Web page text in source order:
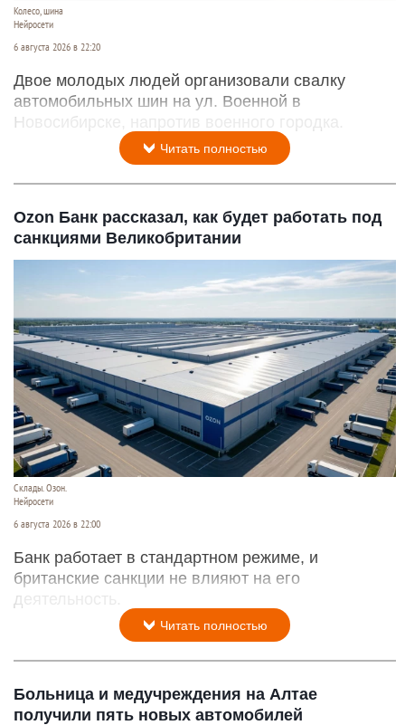
Колесо, шина
Нейросети
6 августа 2026 в 22:20
Двое молодых людей организовали свалку
автомобильных шин на ул. Военной в
Новосибирске, напротив военного городка.
Читать полностью
Ozon Банк рассказал, как будет работать под
санкциями Великобритании
Склады. Озон.
Нейросети
6 августа 2026 в 22:00
Банк работает в стандартном режиме, и
британские санкции не влияют на его
деятельность.
Читать полностью
Больница и медучреждения на Алтае
получили пять новых автомобилей